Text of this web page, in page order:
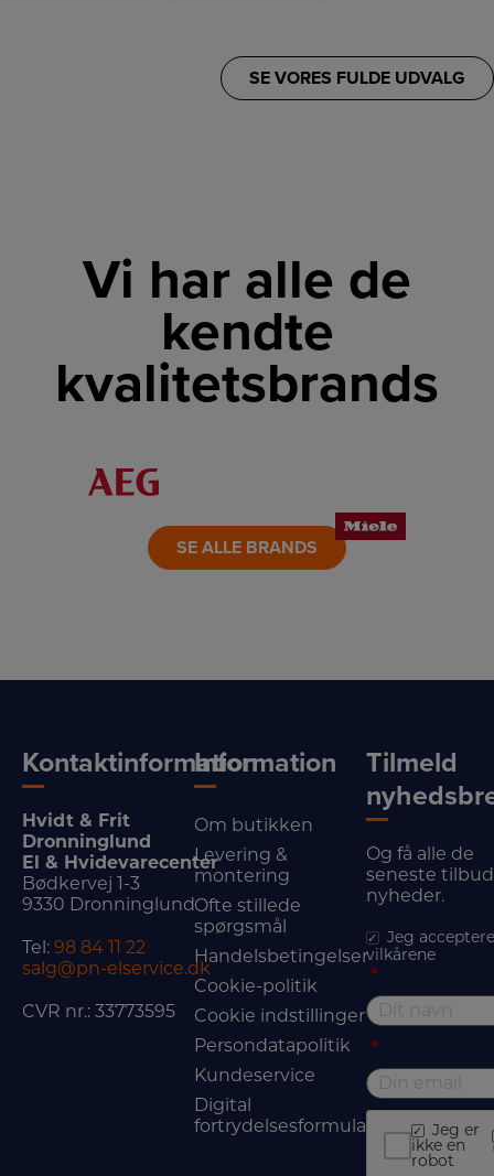
SE VORES FULDE UDVALG
Vi har alle de
kendte
kvalitetsbrands
LINK
SE ALLE BRANDS
Kontaktinformation
Hvidt & Frit
Dronninglund
El & Hvidevarecenter
Bødkervej 1-3
9330 Dronninglund
Tel: 98 84 11 22
salg@pn-elservice.dk
CVR nr.: 33773595
Information
Om butikken
Levering &
montering
Ofte stillede
spørgsmål
Handelsbetingelser
Cookie-politik
Cookie indstillinger
Persondatapolitik
Kundeservice
Digital
fortrydelsesformular
Tilmeld
Og få alle de
seneste
nyheder.
Jeg
vilkårene
*
*
Jeg er
ikke en
robot